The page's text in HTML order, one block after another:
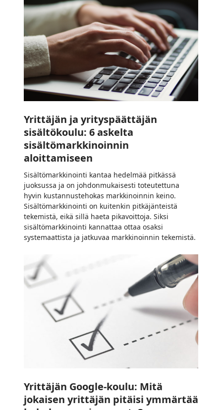
ja
yrityspäättäjän
sisältökoulu:
6
askelta
sisältömarkkinoinnin
aloittamiseen
Yrittäjän ja yrityspäättäjän
sisältökoulu: 6 askelta
sisältömarkkinoinnin
aloittamiseen
Sisältömarkkinointi kantaa hedelmää pitkässä
juoksussa ja on johdonmukaisesti toteutettuna
hyvin kustannustehokas markkinoinnin keino.
Sisältömarkkinointi on kuitenkin pitkäjänteistä
tekemistä, eikä sillä haeta pikavoittoja. Siksi
sisältömarkkinointi kannattaa ottaa osaksi
systemaattista ja jatkuvaa markkinoinnin tekemistä.
Yrittäjän
Google-
koulu:
jokaisen
yrittäjän
hakukonemainonnasta?
Yrittäjän Google-koulu: Mitä
jokaisen yrittäjän pitäisi ymmärtää